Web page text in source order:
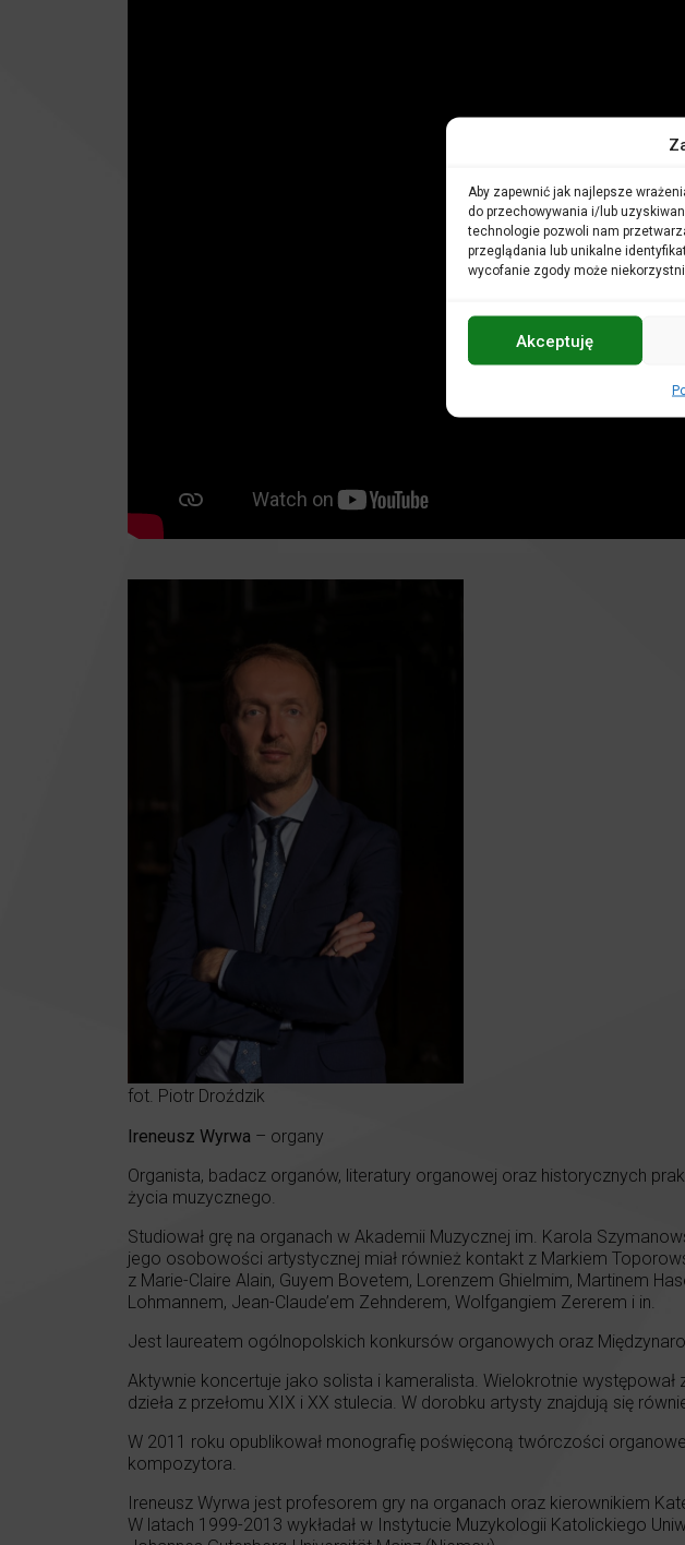
Aby zapewnić jak najlepsze
do przechowywania i/lub
technologie pozwoli nam
przeglądania lub unikalne
wycofanie zgody może
Akceptuję
fot. Piotr Droździk
Ireneusz Wyrwa – organy
Organista, badacz organów, literatury organowej oraz historycznych
życia muzycznego.
Studiował grę na organach w Akademii Muzycznej im. Karola
jego osobowości artystycznej miał również kontakt z Markiem
z Marie-Claire Alain, Guyem Bovetem, Lorenzem Ghielmim, Martinem
Lohmannem, Jean-Claude’em Zehnderem, Wolfgangiem Zererem i in.
Jest laureatem ogólnopolskich konkursów organowych oraz
Aktywnie koncertuje jako solista i kameralista. Wielokrotnie
dzieła z przełomu XIX i XX stulecia. W dorobku artysty znajdują się
W 2011 roku opublikował monografię poświęconą twórczości
kompozytora.
Ireneusz Wyrwa jest profesorem gry na organach oraz kierownikiem
W latach 1999-2013 wykładał w Instytucie Muzykologii Katolickiego